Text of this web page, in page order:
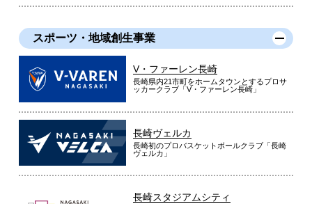
スポーツ・地域創生事業
V・ファーレン長崎
長崎県内21市町をホームタウンとするプロサ
ッカークラブ「V・ファーレン長崎」
長崎ヴェルカ
長崎初のプロバスケットボールクラブ「長崎
ヴェルカ」
長崎スタジアムシティ